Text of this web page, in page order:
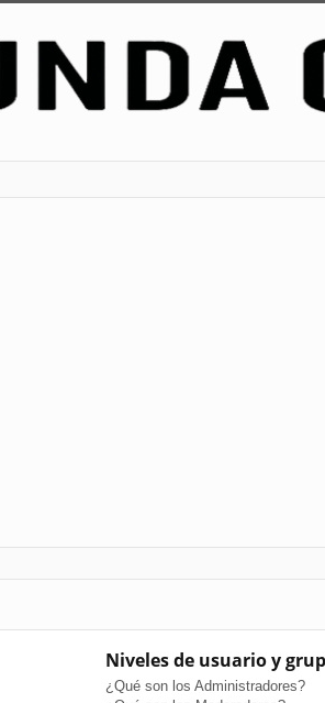
Niveles de usuario y
¿Qué son los Administradores?